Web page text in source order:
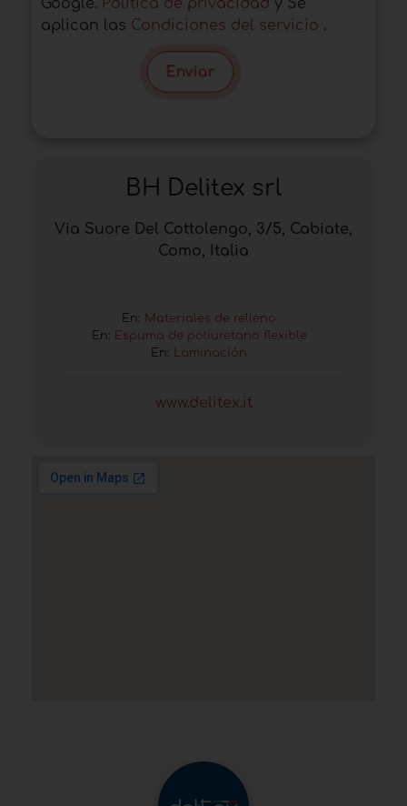
Google. Política de privacidad y Se
aplican las Condiciones del servicio .
Enviar
BH Delitex srl
Via Suore Del Cottolengo, 3/5, Cabiate,
Como, Italia
En: Materiales de relleno
En: Espuma de poliuretano flexible
En: Laminación
www.delitex.it